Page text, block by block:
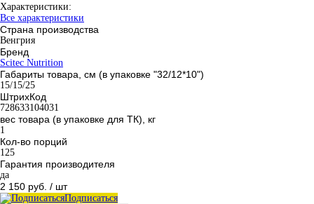
Характеристики:
Все характеристики
Страна производства
Венгрия
Бренд
Scitec Nutrition
Габариты товара, см (в упаковке "32/12*10")
15/15/25
ШтрихКод
728633104031
вес товара (в упаковке для ТК), кг
1
Кол-во порций
125
Гарантия производителя
да
2 150 руб. / шт
Подписаться